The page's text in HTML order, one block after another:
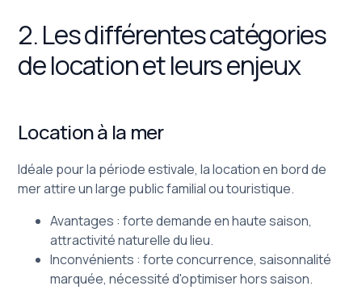
2. Les différentes catégories
de location et leurs enjeux
Location à la mer
Idéale pour la période estivale, la location en bord de
mer attire un large public familial ou touristique.
Avantages : forte demande en haute saison,
attractivité naturelle du lieu.
Inconvénients : forte concurrence, saisonnalité
marquée, nécessité d'optimiser hors saison.